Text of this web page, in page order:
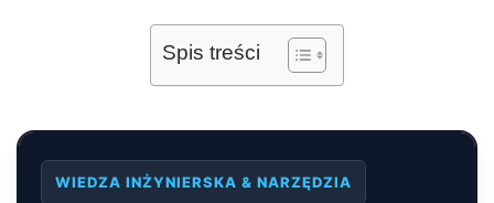
Spis treści
WIEDZA INŻYNIERSKA & NARZĘDZIA